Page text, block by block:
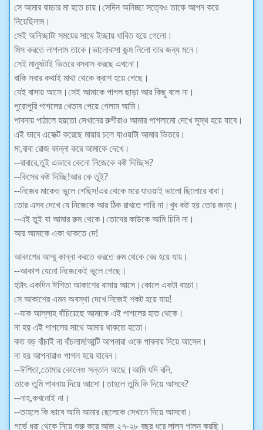
সে আমার বাচ্চার মা হতে চায়।সেদিন অনিচ্ছা সত্বেও তাকে আপন করে
নিয়েছিলাম।
সেই অনিচ্ছাটা সময়ের সাথে ইচ্ছায় ধাবিত হয়ে গেলো।
মিস করতে লাগলাম তাকে।ভালোবাসা জন্ম নিলো তার জন্য মনে।
সেই মানুষটাই ভিতরে বসবাস করছে এখনো।
বাকি সবার কথাই মাথা থেকে ক্রাশ হয়ে গেছে।
যেই বাসায় আসে।সেই আমাকে পাগল ছাড়া আর কিছু বলে না।
পুরোপুরি পাগলের খেতাব পেয়ে গেলাম আমি।
পাবনায় পাঠালে হয়তো সেখানের রুগীরাও আমার পাগলামো দেখে সুস্থ হয়ে যাবে।
এই ভাবে এফেক্ট করেছে মায়ার চলে যাওয়াটা আমার ভিতরে।
মা,বাবা রোজ কান্না করে আমাকে দেখে।
--বাবারে,তুই এভাবে কেনো নিজেকে কষ্ট দিচ্ছিস?
--কিসের কষ্ট দিচ্ছি!আর কে তুই?
--নিজের মাকেও ভুলে গেছিস!এর থেকে মরে যাওয়াই ভালো ছিলোরে বাবা।
তোর এসব দেখে যে নিজেকে আর ঠিক রাখতে পারি না।খুব কষ্ট হয় তোর জন্য।
--এই তুই যা আমার রুম থেকে।তোদের কাউকে আমি চিনি না।
আর আমাকে একা থাকতে দে!
আকাশের আম্মু কান্না করতে করতে রুম থেকে বের হয়ে যায়।
--আকাশ যেনো নিজেকেই ভুলে গেছে।
হটাৎ একদিন ঈশিতা আকাশের বাসায় আসে।কোলে একটা বাচ্চা।
সে আকাশের এমন অবস্থা দেখে নিজেই শকট হয়ে যায়!
--যাক আল্লাহ বাঁচিয়েছে আমাকে এই পাগলের হাত থেকে।
না হয় এই পাগলের সাথে আমার থাকতে হতো।
কত বড় বাঁচাই না বাঁচলাম!আন্টি আপনারা ওকে পাবনায় দিয়ে আসেন।
না হয় আপনারাও পাগল হয়ে যাবেন।
--ঈশিতা,তোমার কোলেও সন্তান আছে।আমি যদি বলি,
তাকে তুমি পাবনায় দিয়ে আসো।তাহলে তুমি কি দিয়ে আসবে?
--নাহ,কখনোই না।
--তাহলে কি ভাবে আমি আমার ছেলেকে সেখানে দিয়ে আসবো।
গর্ভে ধরা থেকে নিয়ে শুরু করে আজ ২৭-২৮ বছর ধরে লালন পালন করছি।